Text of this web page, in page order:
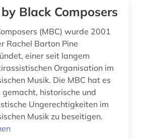
franckesche stiftungen (1)
Black Composers
(MBC) wurde 2001
Rachel Barton Pine
einer seit langem
Organisation im
Musik. Die MBC hat es
historische und
Ungerechtigkeiten im
Musik zu beseitigen.